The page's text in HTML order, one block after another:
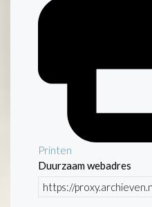
Printen
Duurzaam webadres